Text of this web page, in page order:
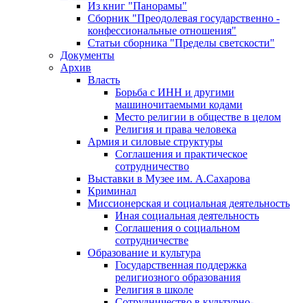
Из книг "Панорамы"
Сборник "Преодолевая государственно -
конфессиональные отношения"
Статьи сборника "Пределы светскости"
Документы
Архив
Власть
Борьба с ИНН и другими
машиночитаемыми кодами
Место религии в обществе в целом
Религия и права человека
Армия и силовые структуры
Соглашения и практическое
сотрудничество
Выставки в Музее им. А.Сахарова
Криминал
Миссионерская и социальная деятельность
Иная социальная деятельность
Соглашения о социальном
сотрудничестве
Образование и культура
Государственная поддержка
религиозного образования
Религия в школе